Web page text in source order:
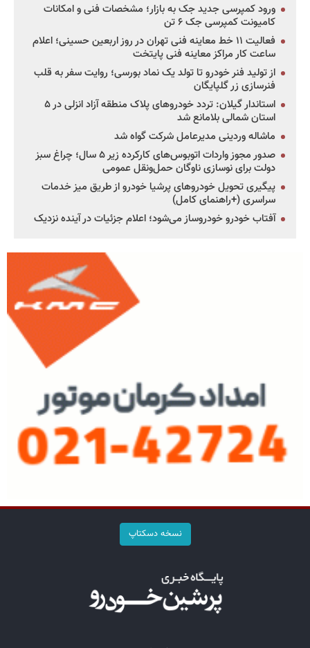
ورود کمپرسی جدید جک به بازار؛ مشخصات فنی و امکانات
کامیونت کمپرسی جک ۶ تن
فعالیت ۱۱ خط معاینه فنی تهران در روز اربعین حسینی؛ اعلام
ساعت کار مراکز معاینه فنی پایتخت
از تولید فنر خودرو تا تولد یک نماد بورسی؛ روایت سفر به قلب
فنرسازی زر گلپایگان
استاندار گیلان: تردد خودروهای پلاک منطقه آزاد انزلی در ۵
استان شمالی بلامانع شد
ماشاله وردینی مدیرعامل شرکت گواه شد
صدور مجوز واردات اتوبوس‌های کارکرده زیر ۵ سال؛ چراغ سبز
دولت برای نوسازی ناوگان حمل‌ونقل عمومی
پیگیری تحویل خودروهای پرشیا خودرو از طریق میز خدمات
سراسری (+راهنمای کامل)
آفتاب خودرو خودروساز می‌شود؛ اعلام جزئیات در آینده نزدیک
نسخه دسکتاپ